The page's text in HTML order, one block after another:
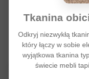
Tkanina
Odkryj niezwykłą
który łączy w sobie
wyjątkowa tkanina
świecie mebli